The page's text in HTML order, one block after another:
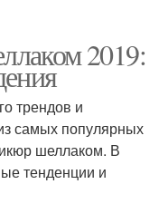
2019:
трендов и
самых популярных
шеллаком. В
тенденции и